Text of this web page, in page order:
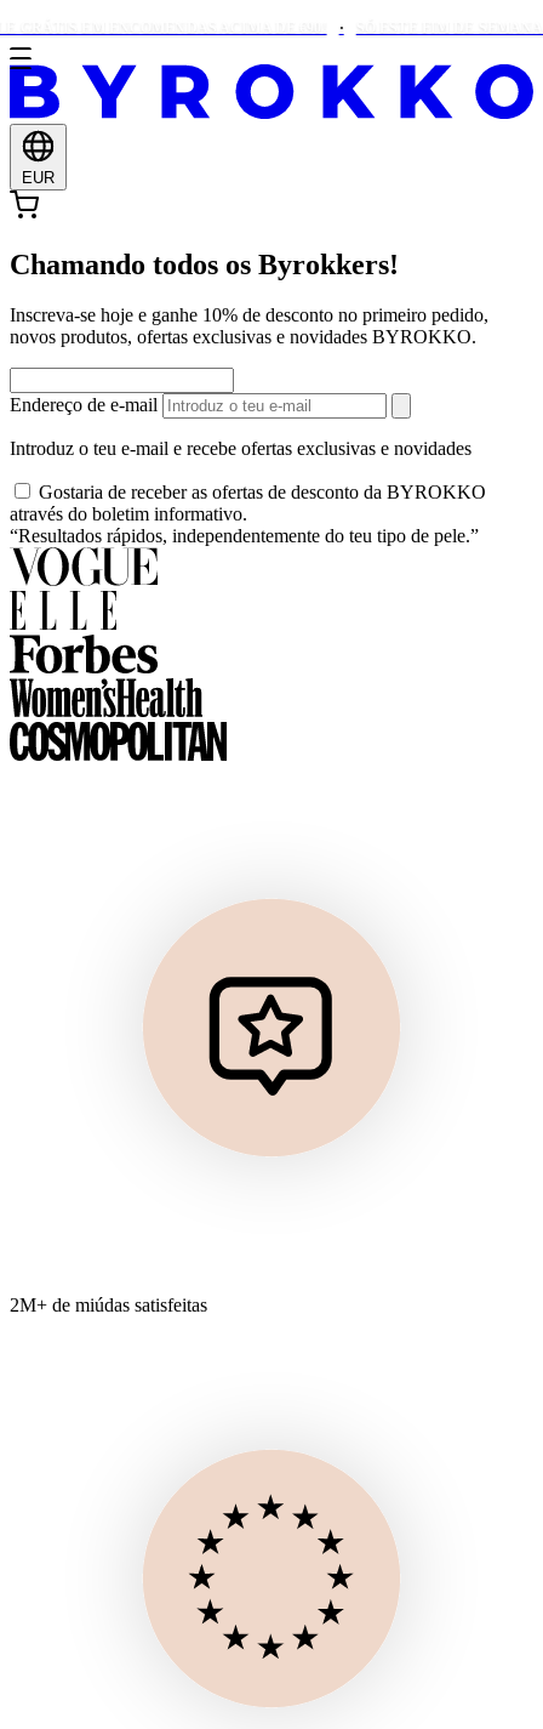
EUR
Chamando todos os Byrokkers!
Inscreva-se hoje e ganhe 10% de desconto no primeiro pedido,
novos produtos, ofertas exclusivas e novidades BYROKKO.
Endereço de e-mail
Introduz o teu e-mail e recebe ofertas exclusivas e novidades
Gostaria de receber as ofertas de desconto da BYROKKO
através do boletim informativo.
“Resultados rápidos, independentemente do teu tipo de pele.”
2M+ de miúdas satisfeitas